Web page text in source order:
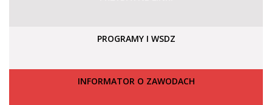
PROGRAMY I WSDZ
INFORMATOR O ZAWODACH